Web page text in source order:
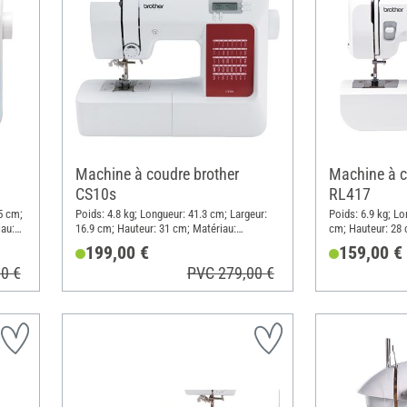
cm;
€
Machine à coudre brother
CS10s
Poids: 4.8 kg; Longueur: 41.3 cm; Largeur:
16.9 cm; Hauteur: 31 cm; Matériau:
199,00 €
PVC 279,00 €
Machine à
RL417
Poids: 6.9 kg;
cm; Hauteur: 28
159,00 €